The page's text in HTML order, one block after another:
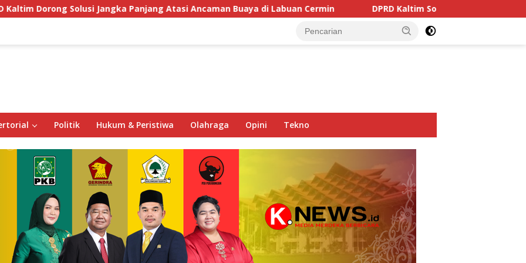
Jangka Panjang Atasi Ancaman Buaya di Labuan Cermin DPRD Kaltim Soroti Dominasi Truk Tambang di Jalan
Politik Hukum & Peristiwa Olahraga Opini Tekno